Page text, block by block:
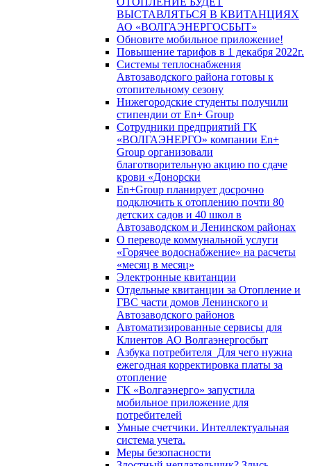
ВЫСТАВЛЯТЬСЯ В КВИТАНЦИЯХ
АО «ВОЛГАЭНЕРГОСБЫТ»
Обновите мобильное приложение!
Повышение тарифов в 1 декабря 2022г.
Системы теплоснабжения
Автозаводского района готовы к
отопительному сезону
Нижегородские студенты получили
стипендии от En+ Group
Сотрудники предприятий ГК
«ВОЛГАЭНЕРГО» компании En+
Group организовали
благотворительную акцию по сдаче
крови «Донорски
En+Group планирует досрочно
подключить к отоплению почти 80
детских садов и 40 школ в
Автозаводском и Ленинском районах
О переводе коммунальной услуги
«Горячее водоснабжение» на расчеты
«месяц в месяц»
Электронные квитанции
Отдельные квитанции за Отопление и
ГВС части домов Ленинского и
Автозаводского районов
Автоматизированные сервисы для
Клиентов АО Волгаэнергосбыт
Азбука потребителя_Для чего нужна
ежегодная корректировка платы за
отопление
ГК «Волгаэнерго» запустила
мобильное приложение для
потребителей
Умные счетчики. Интеллектуальная
система учета.
Меры безопасности